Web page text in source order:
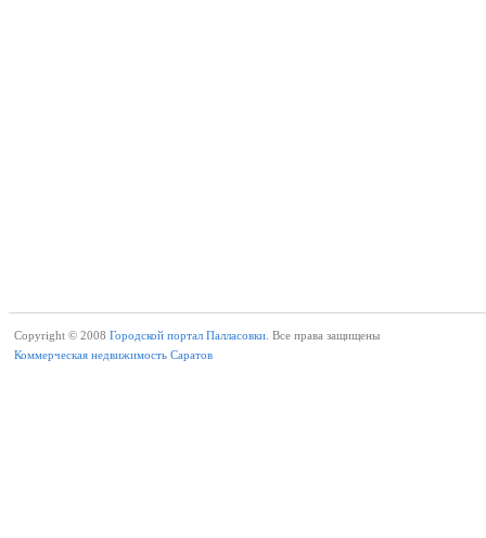
Copyright © 2008 Городской портал Палласовки. Все права защищены
Коммерческая недвижимость Саратов